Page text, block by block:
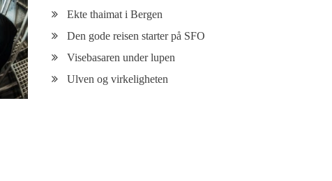
Ekte thaimat i Bergen
Den gode reisen starter på SFO
Visebasaren under lupen
Ulven og virkeligheten